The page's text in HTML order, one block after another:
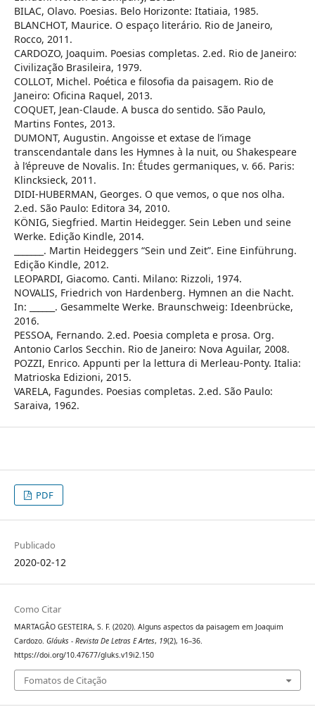
BILAC, Olavo. Poesias. Belo Horizonte: Itatiaia, 1985.
BLANCHOT, Maurice. O espaço literário. Rio de Janeiro,
Rocco, 2011.
CARDOZO, Joaquim. Poesias completas. 2.ed. Rio de Janeiro:
Civilização Brasileira, 1979.
COLLOT, Michel. Poética e filosofia da paisagem. Rio de
Janeiro: Oficina Raquel, 2013.
COQUET, Jean-Claude. A busca do sentido. São Paulo,
Martins Fontes, 2013.
DUMONT, Augustin. Angoisse et extase de l’image
transcendantale dans les Hymnes à la nuit, ou Shakespeare
à l’épreuve de Novalis. In: Études germaniques, v. 66. Paris:
Klincksieck, 2011.
DIDI-HUBERMAN, Georges. O que vemos, o que nos olha.
2.ed. São Paulo: Editora 34, 2010.
KÖNIG, Siegfried. Martin Heidegger. Sein Leben und seine
Werke. Edição Kindle, 2014.
_______. Martin Heideggers “Sein und Zeit”. Eine Einführung.
Edição Kindle, 2012.
LEOPARDI, Giacomo. Canti. Milano: Rizzoli, 1974.
NOVALIS, Friedrich von Hardenberg. Hymnen an die Nacht.
In: ______. Gesammelte Werke. Braunschweig: Ideenbrücke,
2016.
PESSOA, Fernando. 2.ed. Poesia completa e prosa. Org.
Antonio Carlos Secchin. Rio de Janeiro: Nova Aguilar, 2008.
POZZI, Enrico. Appunti per la lettura di Merleau-Ponty. Italia:
Matrioska Edizioni, 2015.
VARELA, Fagundes. Poesias completas. 2.ed. São Paulo:
Saraiva, 1962.
PDF
Publicado
2020-02-12
Como Citar
MARTAGÂO GESTEIRA, S. F. (2020). Alguns aspectos da paisagem em Joaquim
Cardozo. Gláuks - Revista De Letras E Artes, 19(2), 16–36.
https://doi.org/10.47677/gluks.v19i2.150
Fomatos de Citação